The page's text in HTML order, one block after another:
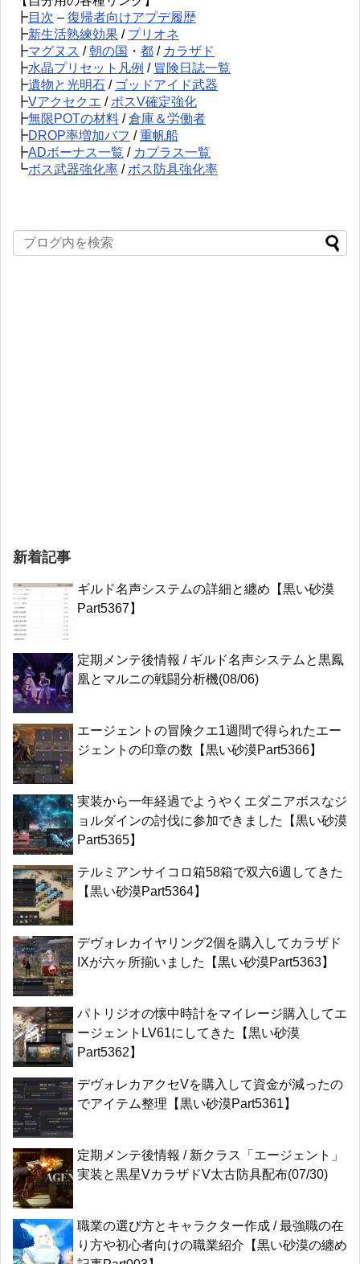
┣目次 – 復帰者向けアプデ履歴
┣新生活熟練効果 / プリオネ
┣マグヌス /朝の国 ・ 都 / カラザド
┣水晶プリセット凡例 / 冒険日誌一覧
┣遺物と光明石 / ゴッドアイド武器
┣Vアクセクエ /ボスV確定強化
┣無限POTの材料 /倉庫＆労働者
┣DROP率増加バフ /重帆船
┣ADボーナス一覧 / カプラス一覧
┗ボス武器強化率 /ボス防具強化率
新着記事
ギルド名声システムの詳細と纏め【黒い砂漠
Part5367】
定期メンテ後情報 / ギルド名声システムと黒鳳
凰とマルニの戦闘分析機(08/06)
エージェントの冒険クエ1週間で得られたエー
ジェントの印章の数【黒い砂漠Part5366】
実装から一年経過でようやくエダニアボスなジ
ョルダインの討伐に参加できました【黒い砂漠
Part5365】
テルミアンサイコロ箱58箱で双六6週してきた
【黒い砂漠Part5364】
デヴォレカイヤリング2個を購入してカラザド
IXが六ヶ所揃いました【黒い砂漠Part5363】
パトリジオの懐中時計をマイレージ購入してエ
ージェントLV61にしてきた【黒い砂漠
Part5362】
デヴォレカアクセVを購入して資金が減ったの
でアイテム整理【黒い砂漠Part5361】
定期メンテ後情報 / 新クラス「エージェント」
実装と黒星VカラザドV太古防具配布(07/30)
職業の選び方とキャラクター作成 / 最強職の在
り方や初心者向けの職業紹介【黒い砂漠の纏め